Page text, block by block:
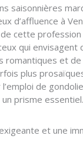
saisonnières
d’affluence à
cette
qui envisagent
romantiques et
plus
de
prisme essentiel.
et une